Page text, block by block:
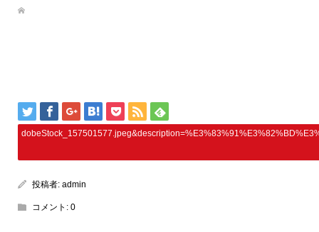
投稿者: admin
コメント: 0